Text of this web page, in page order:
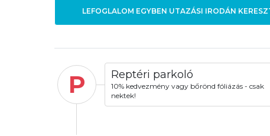
LEFOGLALOM EGYBEN UTAZÁSI IRODÁN
P Reptéri parkoló
10% kedvezmény vagy bőrönd fóliázás - csak
nektek!